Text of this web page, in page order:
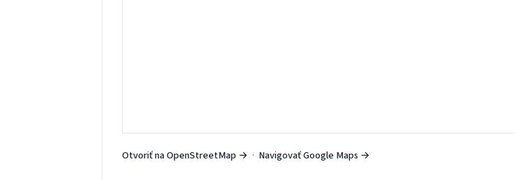
Otvoriť na OpenStreetMap → · Navigovať Google Maps →